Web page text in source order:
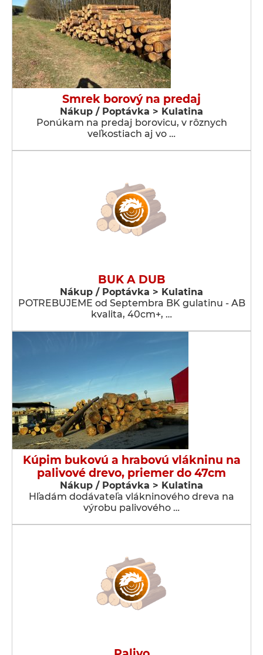
Smrek borový na predaj
Nákup / Poptávka > Kulatina
Ponúkam na predaj borovicu, v rôznych
veľkostiach aj vo …
BUK A DUB
Nákup / Poptávka > Kulatina
POTREBUJEME od Septembra BK gulatinu - AB
kvalita, 40cm+, …
Kúpim bukovú a hrabovú vlákninu na
palivové drevo, priemer do 47cm
Nákup / Poptávka > Kulatina
Hľadám dodávateľa vlákninového dreva na
výrobu palivového …